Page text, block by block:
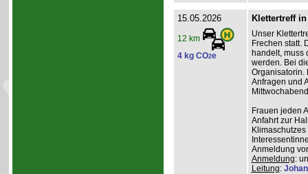
15.05.2026
12 km
4 kg CO2e
Klettertreff
Unser
Frechen statt.
handelt, muss
werden. Bei
Organisatorin.
Anfragen und
Frauen jeden
Anfahrt zur
Anmeldung
Anmeldung:
Leitung: